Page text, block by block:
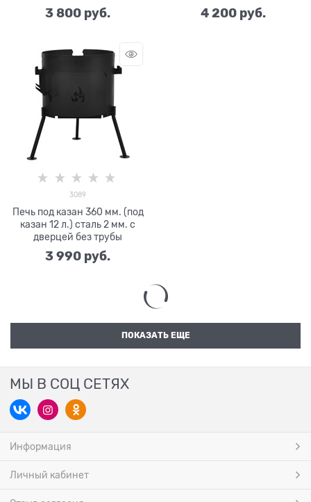
3 800 руб. 4 200 руб.
3089
Печь под казан 360 мм. (под
казан 12 л.) сталь 2 мм. с
дверцей без трубы
3 990 руб.
ПОКАЗАТЬ ЕЩЕ
МЫ В СОЦ СЕТЯХ
Информация
Личный кабинет